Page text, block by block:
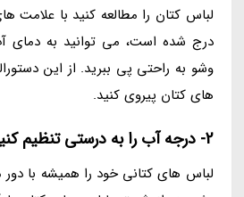
لباس کتان را مطالعه کنید با علامت
درج شده است، می توانید به
وشو به راحتی پی ببرید. از این
های کتان پیروی کنید.
2- درجه آب را به درستی تنظیم کنید
لباس های کتانی خود را همیشه با